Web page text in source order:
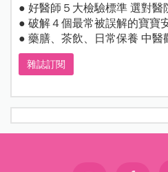
● 好醫師５大檢驗標準 選對醫
● 破解４個最常被誤解的寶寶
● 藥膳、茶飲、日常保養 中醫
雜誌訂閱